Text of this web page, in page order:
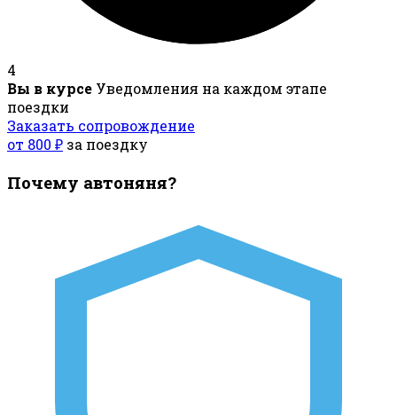
4
Вы в курсе Уведомления на каждом этапе
поездки
Заказать сопровождение
от 800 ₽ за поездку
Почему автоняня?